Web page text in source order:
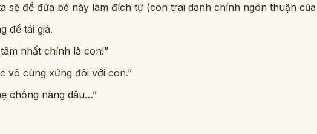
sẽ để đứa bé này làm đích tử (con trai danh chính ngôn thuận
để tái giá.
nhất chính là con!”
vô cùng xứng đôi với con.”
chồng nàng dâu…”